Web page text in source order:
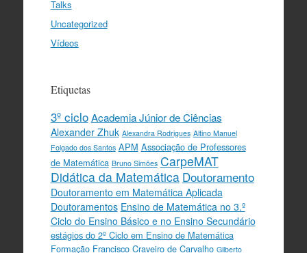
Talks
Uncategorized
Vídeos
Etiquetas
3º ciclo Academia Júnior de Ciências
Alexander Zhuk Alexandra Rodrigues Altino Manuel
Folgado dos Santos APM Associação de Professores
de Matemática Bruno Simões CarpeMAT
Didática da Matemática Doutoramento
Doutoramento em Matemática Aplicada
Doutoramentos Ensino de Matemática no 3.º
Ciclo do Ensino Básico e no Ensino Secundário
estágios do 2º Ciclo em Ensino de Matemática
Formação Francisco Craveiro de Carvalho Gilberto